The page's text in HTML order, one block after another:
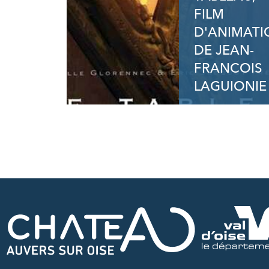
FILM
DE JEAN-
FRANCOIS
LAGUIONIE